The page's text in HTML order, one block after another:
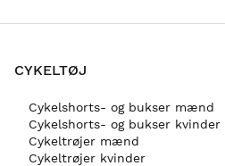
CYKELTØJ
Cykelshorts- og bukser mænd
Cykelshorts- og bukser kvinder
Cykeltrøjer mænd
Cykeltrøjer kvinder